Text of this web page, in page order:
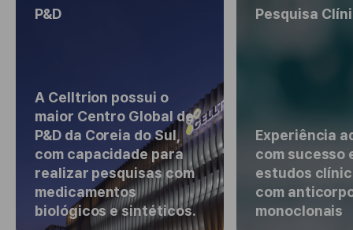
P&D
A Celltrion possui o
maior Centro Global de
P&D da Coreia do Sul,
com capacidade para
realizar pesquisas com
medicamentos
biológicos e sintéticos.
Pesquisa
Experiência
com sucesso
estudos
com
monoclonais